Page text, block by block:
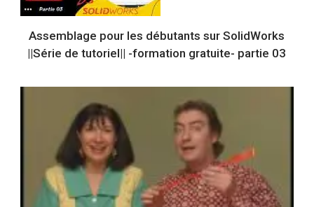
Assemblage pour les débutants sur SolidWorks
||Série de tutoriel|| -formation gratuite- partie 03